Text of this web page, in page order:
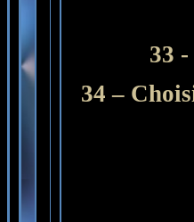
33
34 –